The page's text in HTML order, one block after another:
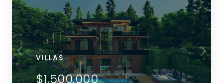
VILLAS
$1,500,000